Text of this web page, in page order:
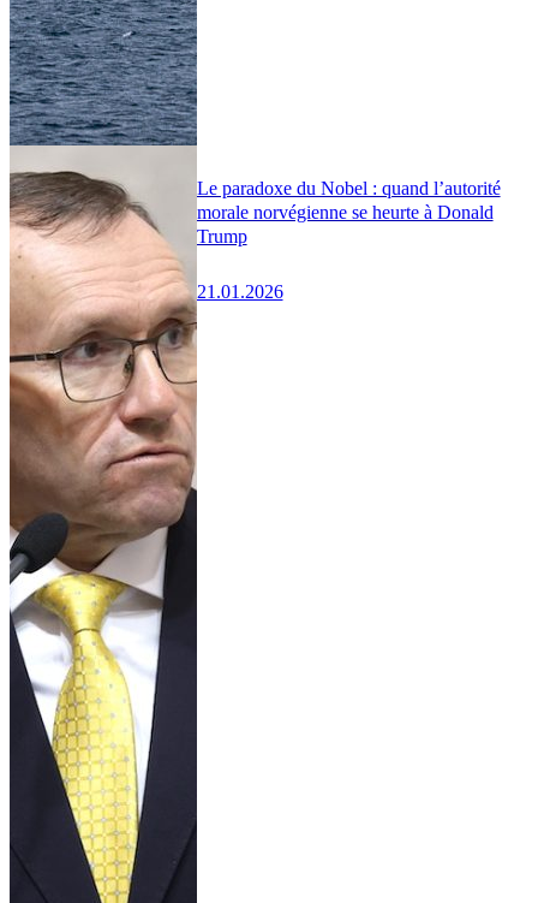
Le paradoxe du Nobel : quand l’autorité
morale norvégienne se heurte à Donald
Trump
21.01.2026